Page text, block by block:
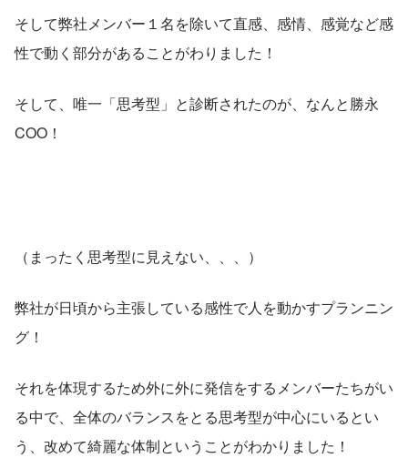
そして弊社メンバー１名を除いて直感、感情、感覚など感
性で動く部分があることがわりました！
そして、唯一「思考型」と診断されたのが、なんと勝永
COO！
（まったく思考型に見えない、、、）
弊社が日頃から主張している感性で人を動かすプランニン
グ！
それを体現するため外に外に発信をするメンバーたちがい
る中で、全体のバランスをとる思考型が中心にいるとい
う、改めて綺麗な体制ということがわかりました！